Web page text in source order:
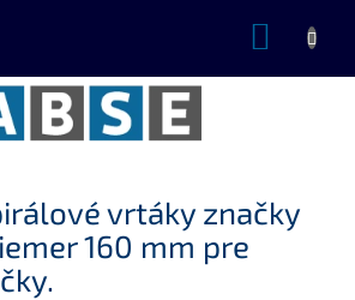
vrtáky značky
160 mm pre